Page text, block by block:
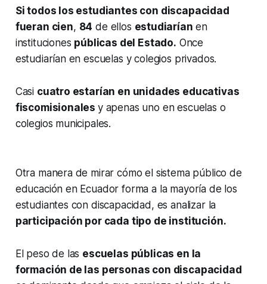
Si todos los estudiantes con discapacidad
fueran cien, 84 de ellos estudiarían en
instituciones públicas del Estado. Once
estudiarían en escuelas y colegios privados.
Casi cuatro estarían en unidades educativas
fiscomisionales y apenas uno en escuelas o
colegios municipales.
Otra manera de mirar cómo el sistema público de
educación en Ecuador forma a la mayoría de los
estudiantes con discapacidad, es analizar la
participación por cada tipo de institución.
El peso de las escuelas públicas en la
formación de las personas con discapacidad